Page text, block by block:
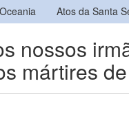
Oceania Atos da Santa
nossos
mártires